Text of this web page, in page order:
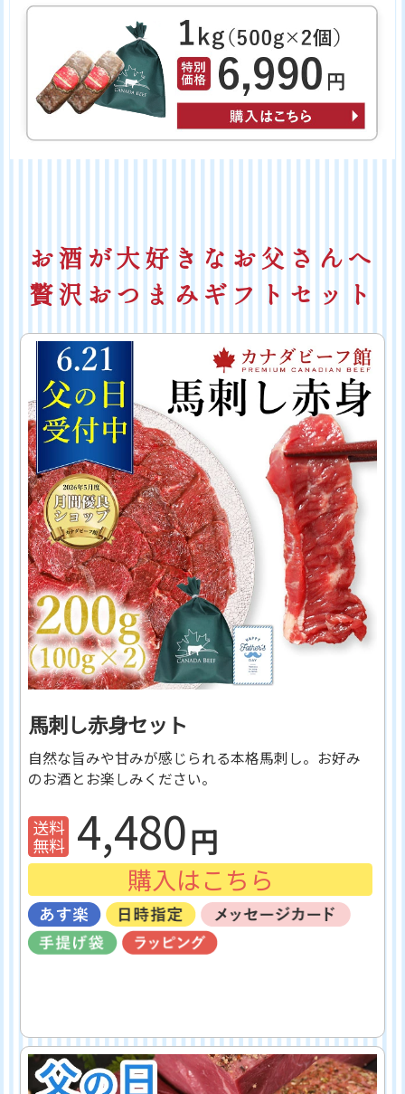
お酒が大好きなお父さんへ
贅沢おつまみギフトセット
馬刺し赤身セット
自然な旨みや甘みが感じられる本格馬刺し。お好み
のお酒とお楽しみください。
4,480
購入はこちら